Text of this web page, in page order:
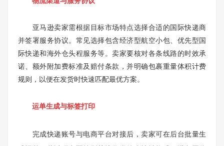
亚马逊卖家需根据目标市场特点选择合适的国际快递商
并签署服务协议。常见选择包含经济型航空小包、优先型国
际快递和海外仓头程服务等。卖家要核对各条线路的时效承
诺、额外附加费标准及赔付条款，并明确包裹重量体积计费
规则，以便在发货时快速匹配最优方案。
运单生成与标签打印
完成快递账号与电商平台对接后，卖家可在后台批量生